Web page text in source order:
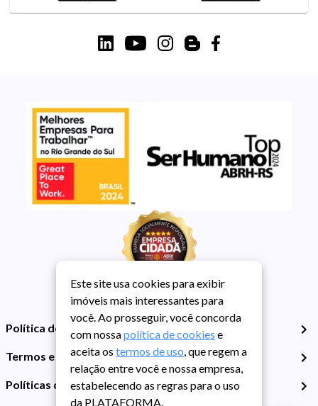
Política de Privacidade
Termos e Condições de Uso
Políticas de Cookies
Este site usa cookies para exibir
imóveis mais interessantes para
você. Ao prosseguir, você concorda
com nossapolítica de cookies e
aceita os termos de uso, que regem a
relação entre você e nossa empresa,
estabelecendo as regras para o uso
da PLATAFORMA.